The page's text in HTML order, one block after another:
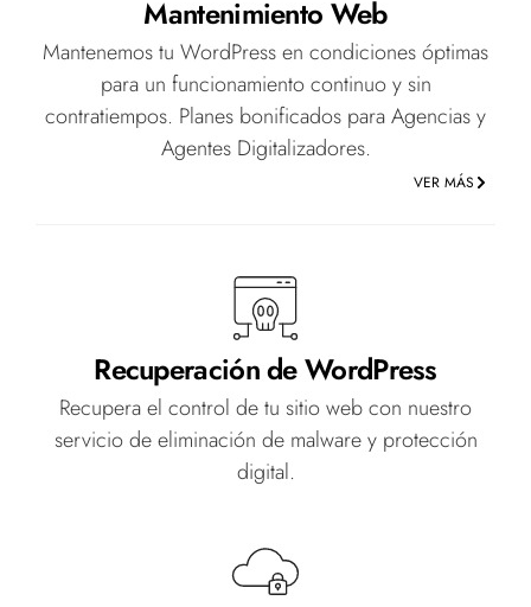
Mantenimiento Web
Mantenemos tu WordPress en condiciones óptimas
para un funcionamiento continuo y sin
contratiempos. Planes bonificados para Agencias y
Agentes Digitalizadores.
VER MÁS
Recuperación de WordPress
Recupera el control de tu sitio web con nuestro
servicio de eliminación de malware y protección
digital.